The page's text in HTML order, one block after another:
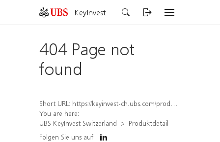
KeyInvest
404 Page not
found
Short URL: https://keyinvest-ch.ubs.com/produkt/detail/index/isin/CH1459075862
You are here:
UBS KeyInvest Switzerland
Produktdetail
Folgen Sie uns auf